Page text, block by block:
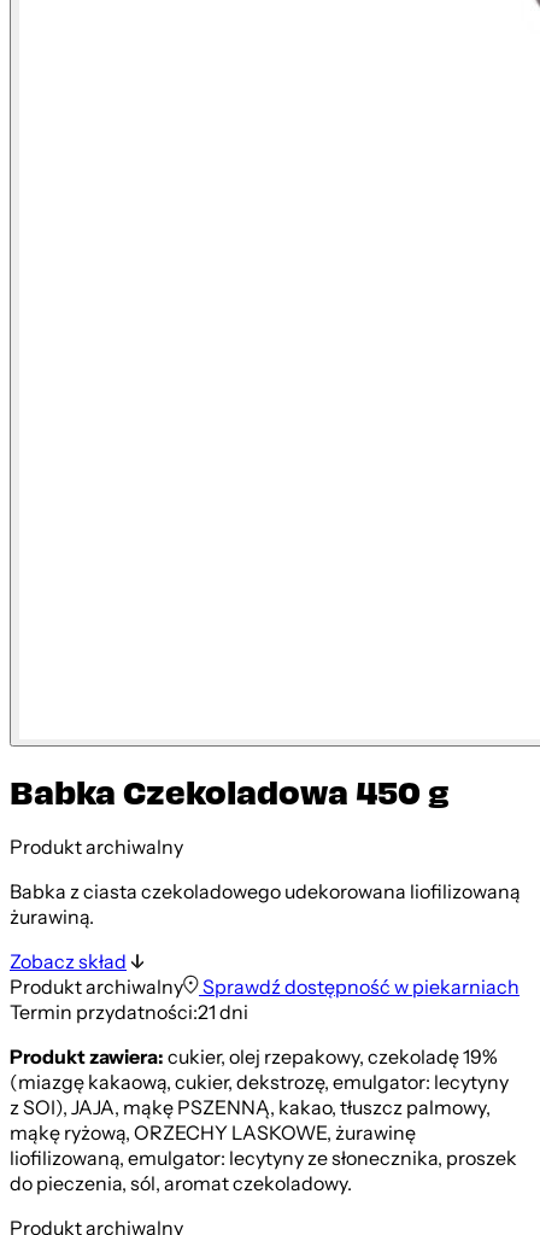
Babka Czekoladowa 450 g
Produkt archiwalny
Babka z ciasta czekoladowego udekorowana liofilizowaną
żurawiną.
Zobacz skład
Produkt archiwalny
Sprawdź dostępność w piekarniach
Termin przydatności:21 dni
Produkt zawiera:cukier, olej rzepakowy, czekoladę 19%
(miazgę kakaową, cukier, dekstrozę, emulgator: lecytyny
z SOI), JAJA, mąkę PSZENNĄ, kakao, tłuszcz palmowy,
mąkę ryżową, ORZECHY LASKOWE, żurawinę
liofilizowaną, emulgator: lecytyny ze słonecznika, proszek
do pieczenia, sól, aromat czekoladowy.
Produkt archiwalny